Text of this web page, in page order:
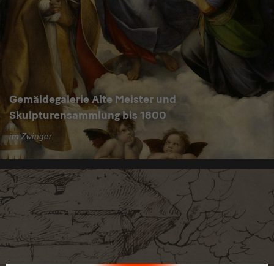
Gemäldegalerie Alte Meister und
Skulpturensammlung bis 1800
im Zwinger